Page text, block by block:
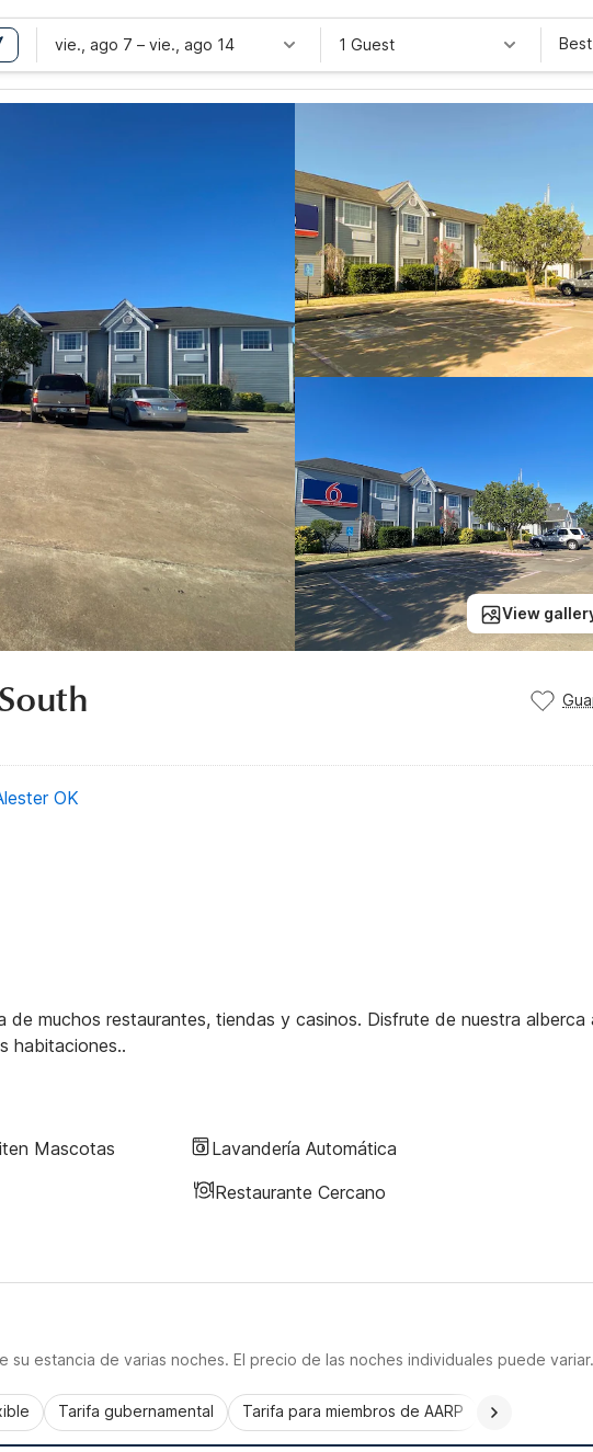
vie., ago 7 – vie., ago 14 1 Guest
View
OK
muchos restaurantes, tiendas y casinos. Disfrute de nuestra alberca
habitaciones..
Mascotas
Lavandería Automática
Restaurante Cercano
estancia de varias noches. El precio de las noches individuales puede variar.
Tarifa gubernamental Tarifa para miembros de AARP